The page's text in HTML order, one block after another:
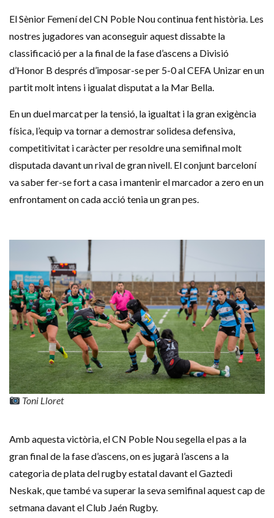
El Sènior Femení del CN Poble Nou continua fent història. Les
nostres jugadores van aconseguir aquest dissabte la
classificació per a la final de la fase d’ascens a Divisió
d’Honor B després d’imposar-se per 5-0 al CEFA Unizar en un
partit molt intens i igualat disputat a la Mar Bella.
En un duel marcat per la tensió, la igualtat i la gran exigència
física, l’equip va tornar a demostrar solidesa defensiva,
competitivitat i caràcter per resoldre una semifinal molt
disputada davant un rival de gran nivell. El conjunt barceloní
va saber fer-se fort a casa i mantenir el marcador a zero en un
enfrontament on cada acció tenia un gran pes.
Toni Lloret
Amb aquesta victòria, el CN Poble Nou segella el pas a la
gran final de la fase d’ascens, on es jugarà l’ascens a la
categoria de plata del rugby estatal davant el Gaztedi
Neskak, que també va superar la seva semifinal aquest cap de
setmana davant el Club Jaén Rugby.